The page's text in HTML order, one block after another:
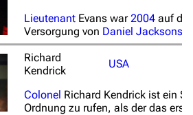
Universum
Lieutenant Evans war2004 auf
Versorgung von Daniel Jacksons
Richard
Kendrick
USA
Colonel Richard Kendrick ist ein
Ordnung zu rufen, als der das